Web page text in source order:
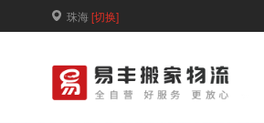
珠海[切换]